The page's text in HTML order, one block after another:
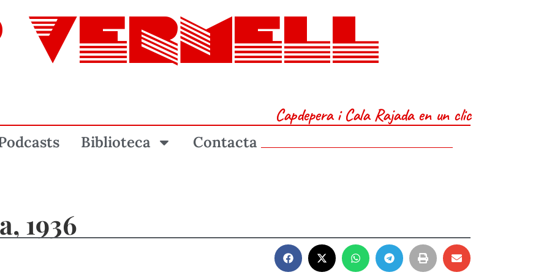
VERMELL
Capdepera i Cala Rajada en un clic
Biblioteca Contacta
1936